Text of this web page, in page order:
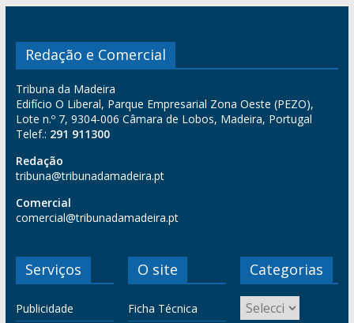
Redação e Comercial
Tribuna da Madeira
Edifício O Liberal, Parque Empresarial Zona Oeste (PEZO),
Lote n.º 7, 9304-006 Câmara de Lobos, Madeira, Portugal
Telef.: 291 911300
Redação
tribuna@tribunadamadeira.pt
Comercial
comercial@tribunadamadeira.pt
Serviços
Publicidade
O site
Ficha Técnica
Categorias